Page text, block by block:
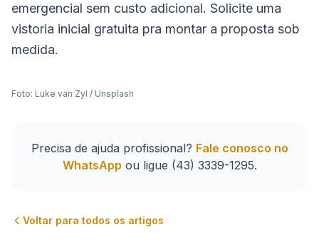
emergencial sem custo adicional. Solicite uma
vistoria inicial gratuita pra montar a proposta sob
medida.
Foto: Luke van Zyl / Unsplash
Precisa de ajuda profissional? Fale conosco no
WhatsApp ou ligue (43) 3339-1295.
Voltar para todos os artigos